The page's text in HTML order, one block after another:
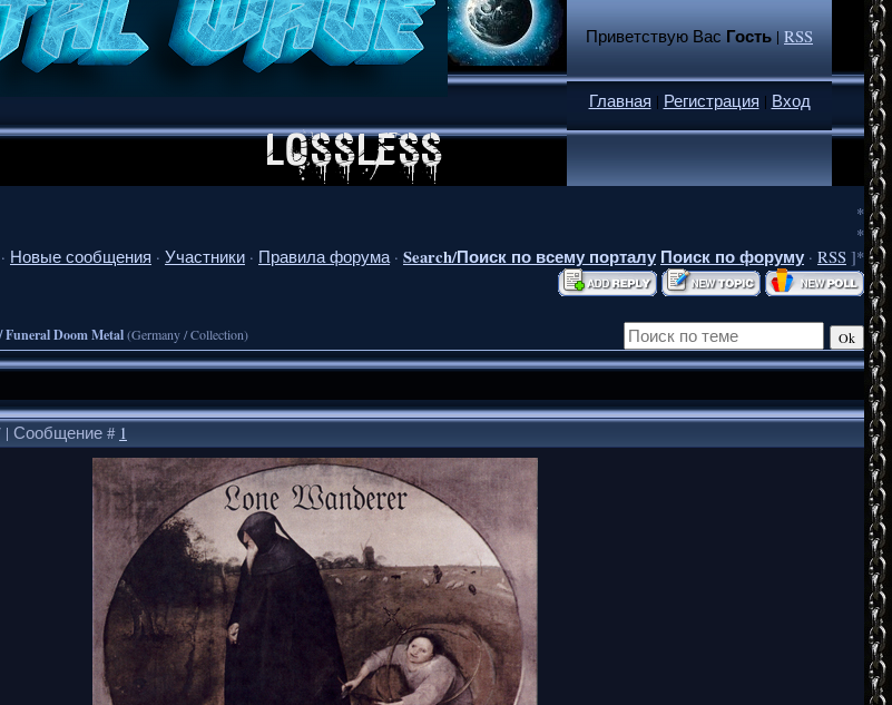
Приветствую Вас Гость|RSS
Главная | Регистрация | Вход
*
*
· Новые сообщения · Участники · Правила форума · Search/Поиск по всему порталу Поиск по форуму · RSS ]*
Doom Metal(Germany / Collection)
| Сообщение # 1